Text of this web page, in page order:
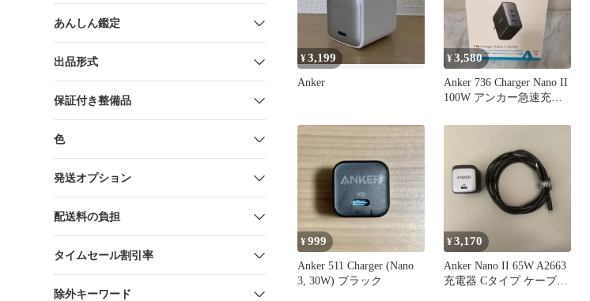
あんしん鑑定
出品形式
保証付き整備品
色
発送オプション
配送料の負担
タイムセール割引率
除外キーワード
¥3,199
Anker
¥3,580
Anker 736 Charger Nano II
100W アンカー急速充電
¥999
Anker 511 Charger (Nano
3, 30W) ブラック
¥3,170
Anker Nano II 65W A2663
充電器 Cタイプ ケーブル